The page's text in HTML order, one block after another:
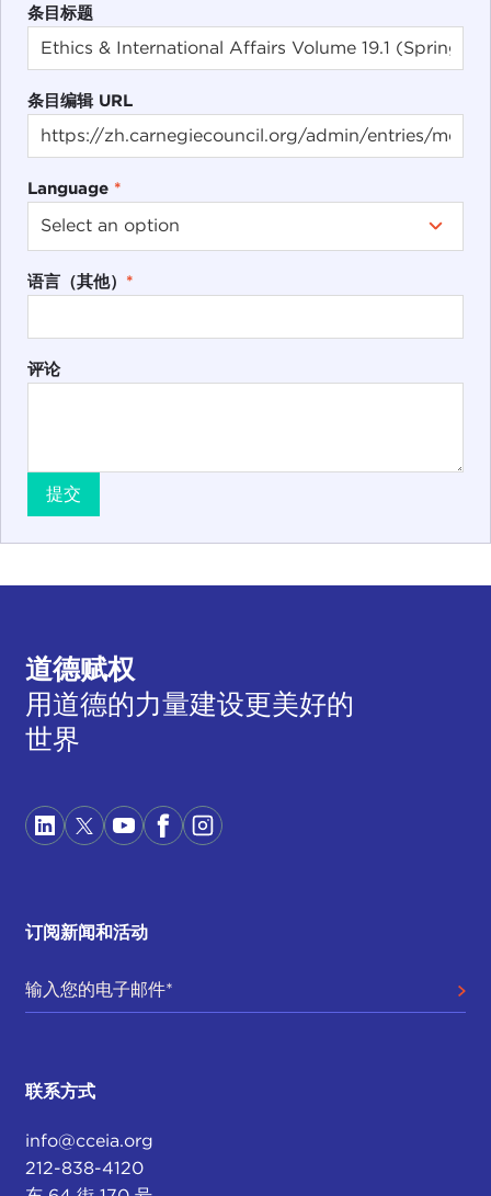
条目标题
条目编辑 URL
Language *
语言（其他） *
评论
提交
道德赋权
用道德的力量建设更美好的
世界
订阅新闻和活动
联系方式
info@cceia.org
212-838-4120